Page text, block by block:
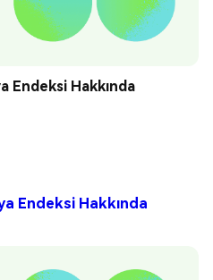
Endeksi Hakkında
Endeksi Hakkında